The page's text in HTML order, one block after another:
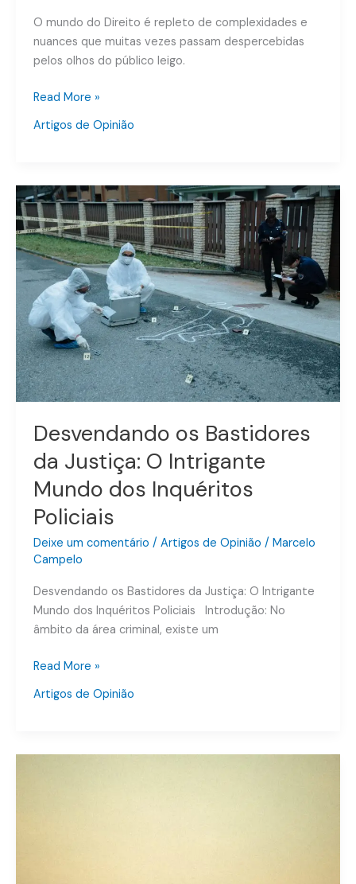
O mundo do Direito é repleto de complexidades e
nuances que muitas vezes passam despercebidas
pelos olhos do público leigo.
Read More »
Artigos de Opinião
Desvendando os Bastidores
da Justiça: O Intrigante
Mundo dos Inquéritos
Policiais
Deixe um comentário / Artigos de Opinião / Marcelo
Campelo
Desvendando os Bastidores da Justiça: O Intrigante
Mundo dos Inquéritos Policiais Introdução: No
âmbito da área criminal, existe um
Desvendando
os
Bastidores
da
Justiça:
O
Intrigante
Mundo
dos
Inquéritos
Policiais
Read More »
Artigos de Opinião